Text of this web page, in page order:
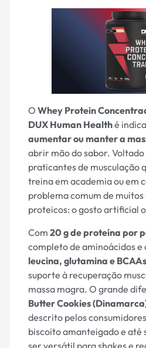
O Whey Protein
DUX Human Healthé
aumentar ou manter a
abrir mão do sabor.
praticantes de musculação
treina em academia ou em
problema comum de
proteicos: o gosto artificial
Com 20 g de proteína por
completo de aminoácidos e
leucina, glutamina e BCAAs
suporte à recuperação
massa magra. O grande
Butter Cookies
descrito pelos
biscoito amanteigado e até
ser versátil para shakes e